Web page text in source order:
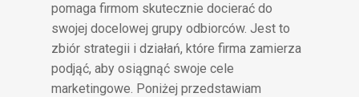
pomaga firmom skutecznie docierać do
swojej docelowej grupy odbiorców. Jest to
zbiór strategii i działań, które firma zamierza
podjąć, aby osiągnąć swoje cele
marketingowe. Poniżej przedstawiam